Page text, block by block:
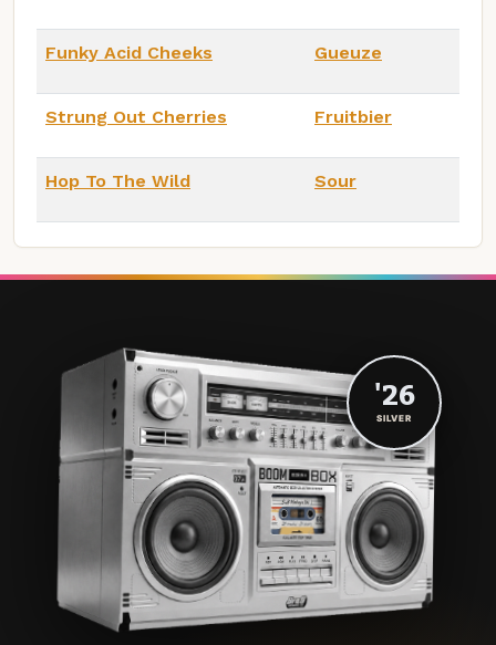
Funky Acid Cheeks Gueuze
Strung Out Cherries Fruitbier
Hop To The Wild Sour
'26
SILVER